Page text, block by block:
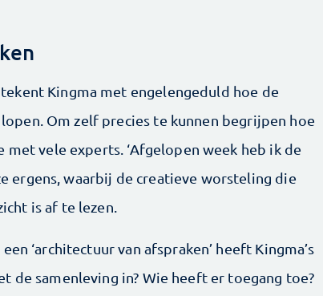
Kingma met engelen­geduld hoe de
Om zelf precies te kunnen begrijpen hoe
vele experts. ‘Afgelopen week heb ik de
ergens, waarbij de creatieve worsteling die
is af te lezen.
‘architectuur van afspraken’ heeft Kingma’s
de samenleving in? Wie heeft er toegang toe?